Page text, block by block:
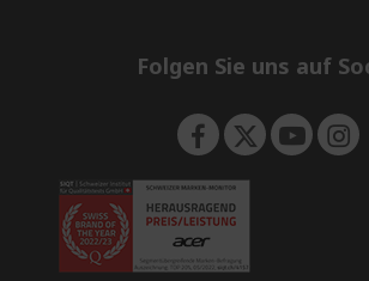
e
Folgen Sie uns auf